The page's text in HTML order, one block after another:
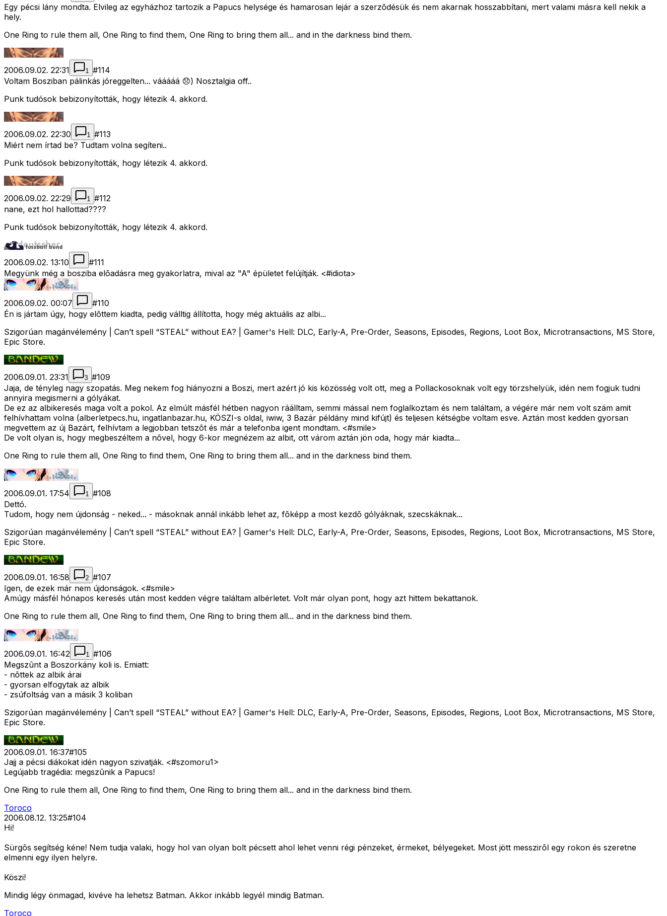
Egy pécsi lány mondta. Elvileg az egyházhoz tartozik a Papucs helysége és hamarosan lejár a szerzõdésük és nem akarnak hosszabbítani, mert valami másra kell nekik a
hely.
One Ring to rule them all, One Ring to find them, One Ring to bring them all... and in the darkness bind them.
2006.09.02. 22:31 1 #114
Voltam Bosziban pálinkás jóreggelten... vááááá 😞) Nosztalgia off..
Punk tudósok bebizonyították, hogy létezik 4. akkord.
2006.09.02. 22:30 1 #113
Miért nem írtad be? Tudtam volna segíteni..
Punk tudósok bebizonyították, hogy létezik 4. akkord.
2006.09.02. 22:29 1 #112
nane, ezt hol hallottad????
Punk tudósok bebizonyították, hogy létezik 4. akkord.
2006.09.02. 13:10 #111
Megyünk még a bosziba elõadásra meg gyakorlatra, mival az "A" épületet felújítják. <#idiota>
2006.09.02. 00:07 #110
Én is jártam úgy, hogy elõttem kiadta, pedig válltig állította, hogy még aktuális az albi...
Szigorúan magánvélemény | Can’t spell “STEAL” without EA? | Gamer's Hell: DLC, Early-A, Pre-Order, Seasons, Episodes, Regions, Loot Box, Microtransactions, MS Store,
Epic Store.
2006.09.01. 23:31 3 #109
Jaja, de tényleg nagy szopatás. Meg nekem fog hiányozni a Boszi, mert azért jó kis közösség volt ott, meg a Pollackosoknak volt egy törzshelyük, idén nem fogjuk tudni
annyira megismerni a gólyákat.
De ez az albikeresés maga volt a pokol. Az elmúlt másfél hétben nagyon ráálltam, semmi mással nem foglalkoztam és nem találtam, a végére már nem volt szám amit
felhívhattam volna (alberletpecs.hu, ingatlanbazar.hu, KÖSZI-s oldal, iwiw, 3 Bazár példány mind kifújt) és teljesen kétségbe voltam esve. Aztán most kedden gyorsan
megvettem az új Bazárt, felhívtam a legjobban tetszõt és már a telefonba igent mondtam. <#smile>
De volt olyan is, hogy megbeszéltem a nõvel, hogy 6-kor megnézem az albit, ott várom aztán jön oda, hogy már kiadta...
One Ring to rule them all, One Ring to find them, One Ring to bring them all... and in the darkness bind them.
2006.09.01. 17:54 1 #108
Dettó.
Tudom, hogy nem újdonság - neked... - másoknak annál inkább lehet az, fõképp a most kezdõ gólyáknak, szecskáknak...
Szigorúan magánvélemény | Can’t spell “STEAL” without EA? | Gamer's Hell: DLC, Early-A, Pre-Order, Seasons, Episodes, Regions, Loot Box, Microtransactions, MS Store,
Epic Store.
2006.09.01. 16:58 2 #107
Igen, de ezek már nem újdonságok. <#smile>
Amúgy másfél hónapos keresés után most kedden végre találtam albérletet. Volt már olyan pont, hogy azt hittem bekattanok.
One Ring to rule them all, One Ring to find them, One Ring to bring them all... and in the darkness bind them.
2006.09.01. 16:42 1 #106
Megszûnt a Boszorkány koli is. Emiatt:
- nõttek az albik árai
- gyorsan elfogytak az albik
- zsúfoltság van a másik 3 koliban
Szigorúan magánvélemény | Can’t spell “STEAL” without EA? | Gamer's Hell: DLC, Early-A, Pre-Order, Seasons, Episodes, Regions, Loot Box, Microtransactions, MS Store,
Epic Store.
2006.09.01. 16:37#105
Jajj a pécsi diákokat idén nagyon szivatják. <#szomoru1>
Legújabb tragédia: megszûnik a Papucs!
One Ring to rule them all, One Ring to find them, One Ring to bring them all... and in the darkness bind them.
Toroco
2006.08.12. 13:25#104
Hi!
Sürgõs segítség kéne! Nem tudja valaki, hogy hol van olyan bolt pécsett ahol lehet venni régi pénzeket, érmeket, bélyegeket. Most jött messzirõl egy rokon és szeretne
elmenni egy ilyen helyre.
Köszi!
Mindig légy önmagad, kivéve ha lehetsz Batman. Akkor inkább legyél mindig Batman.
Toroco